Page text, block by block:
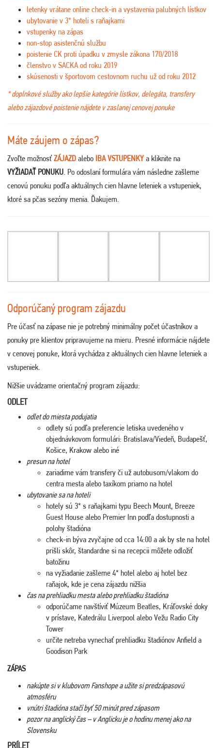
letenky vrátane online check-in a vystavenia palubných lístkov
ubytovanie v 3* hoteli s raňajkami
vstupenky na zápas
non-stop asistenčnú službu
poistenie CK proti úpadku v zmysle zákona 170/2018
členstvo v SACKA od roku 2019
skúsenosti v športovom cestovnom ruchu už od roku 2012
* doplnkové služby ako lepšie kategórie lístkov, delegáta, transfery
alebo zájazdové poistenie nájdete v zaslanej cenovej ponuke
Máte záujem o zápas?
Zvoľte možnosťZÁJAZD alebo IBA VSTUPENKY a kliknite na
VYŽIADAŤ PONUKU. Po odoslaní formulára vám následne zašleme
cenovú ponuku podľa aktuálnych cien hlavne leteniek a vstupeniek,
ktoré sa pčas sezóny menia. Ďakujem.
Odporúčaný program zájazdu
Pre účasť na zápase nie je potrebný minimálny počet účastníkov a
ponuky pre klientov pripravujeme na mieru. Presné informácie nájdete
v cenovej ponuke, ktorá vychádza z aktuálnych cien hlavne leteniek a
vstupeniek.
Nižšie uvádzame orientačný program zájazdu:
ODLET
odlet do miesta podujatia
odlety sú podľa preferencie letiska uvedeného v
objednávkovom formulári: Bratislava/Viedeň, Budapešť,
Košice, Krakow alebo iné
presun na hotel
zariadime vám transfery či už autobusom/vlakom do
centra mesta alebo taxíkom priamo na hotel
ubytovanie sa na hoteli
hotely sú 3* s raňajkami typu Beech Mount, Breeze
Guest House alebo Premier Inn podľa dostupnosti a
polohy štadióna
check-in býva zvyčajne od cca 14:00 a ak by ste na hotel
prišli skôr, štandardne si na recepcii môžete odložiť
batožinu
na vyžiadanie zašleme 4* hotel alebo aj hotel bez
raňajok, kde je cena zájazdu nižšia
čas na prehliadku mesta alebo prehliadku štadióna
odporúčame navštíviť Múzeum Beatles, Kráľovské doky
v prístave, Katedrálu Liverpool alebo Vežu Radio City
Tower
určite netreba vynechať prehliadku štadiónov Anfield a
Goodison Park
ZÁPAS
nakúpte si v klubovom Fanshope a užite si predzápasovú
atmosféru
vnútri štadióna stačí byť 50 minút pred zápasom
pozor na anglický čas – v Anglicku je o hodinu menej ako na
Slovensku
PRÍLET